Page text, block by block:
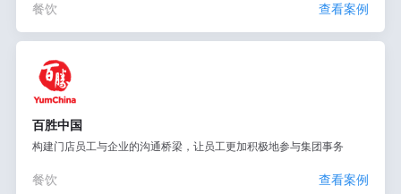
餐饮 查看案例
百胜中国
构建门店员工与企业的沟通桥梁，让员工更加积极地参与集团事务
餐饮 查看案例